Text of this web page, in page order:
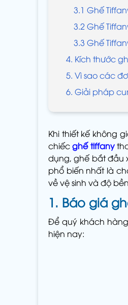
3.1 Ghế
3.2 Ghế
3.3 Ghế
4. Kích thước
5. Vì sao các
6. Giải pháp
Khi thiết kế không
chiếcghế tiffany
dụng, ghế bắt đầu
phổ biến nhất là
về vệ sinh và độ
1. Báo giá
Để quý khách
hiện nay: